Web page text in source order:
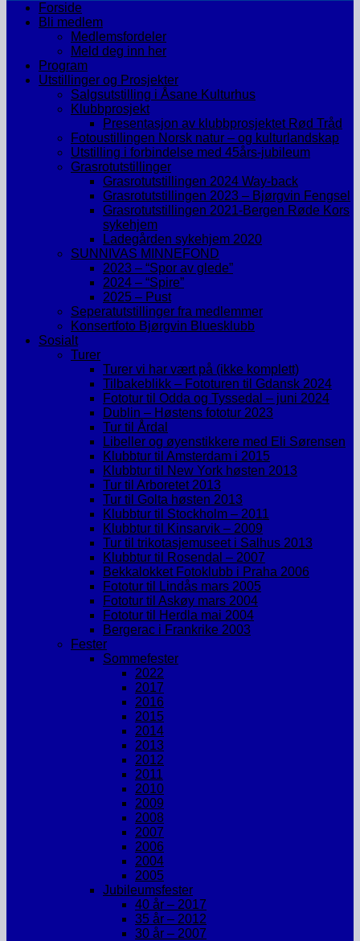
Forside
Bli medlem
Medlemsfordeler
Meld deg inn her
Program
Utstillinger og Prosjekter
Salgsutstilling i Åsane Kulturhus
Klubbprosjekt
Presentasjon av klubbprosjektet Rød Tråd
Fotoustillingen Norsk natur – og kulturlandskap
Utstilling i forbindelse med 45års-jubileum
Grasrotutstillinger
Grasrotutstillingen 2024 Way-back
Grasrotutstillingen 2023 – Bjørgvin Fengsel
Grasrotutstillingen 2021-Bergen Røde Kors
sykehjem
Ladegården sykehjem 2020
SUNNIVAS MINNEFOND
2023 – “Spor av glede”
2024 – “Spire”
2025 – Pust
Seperatutstillinger fra medlemmer
Konsertfoto Bjørgvin Bluesklubb
Sosialt
Turer
Turer vi har vært på (ikke komplett)
Tilbakeblikk – Fototuren til Gdansk 2024
Fototur til Odda og Tyssedal – juni 2024
Dublin – Høstens fototur 2023
Tur til Årdal
Libeller og øyenstikkere med Eli Sørensen
Klubbtur til Amsterdam i 2015
Klubbtur til New York høsten 2013
Tur til Arboretet 2013
Tur til Golta høsten 2013
Klubbtur til Stockholm – 2011
Klubbtur til Kinsarvik – 2009
Tur til trikotasjemuseet i Salhus 2013
Klubbtur til Rosendal – 2007
Bekkalokket Fotoklubb i Praha 2006
Fototur til Lindås mars 2005
Fototur til Askøy mars 2004
Fototur til Herdla mai 2004
Bergerac i Frankrike 2003
Fester
Sommefester
2022
2017
2016
2015
2014
2013
2012
2011
2010
2009
2008
2007
2006
2004
2005
Jubileumsfester
40 år – 2017
35 år – 2012
30 år – 2007